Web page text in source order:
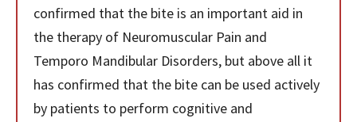
confirmed that the bite is an important aid in
the therapy of Neuromuscular Pain and
Temporo Mandibular Disorders, but above all it
has confirmed that the bite can be used actively
by patients to perform cognitive and